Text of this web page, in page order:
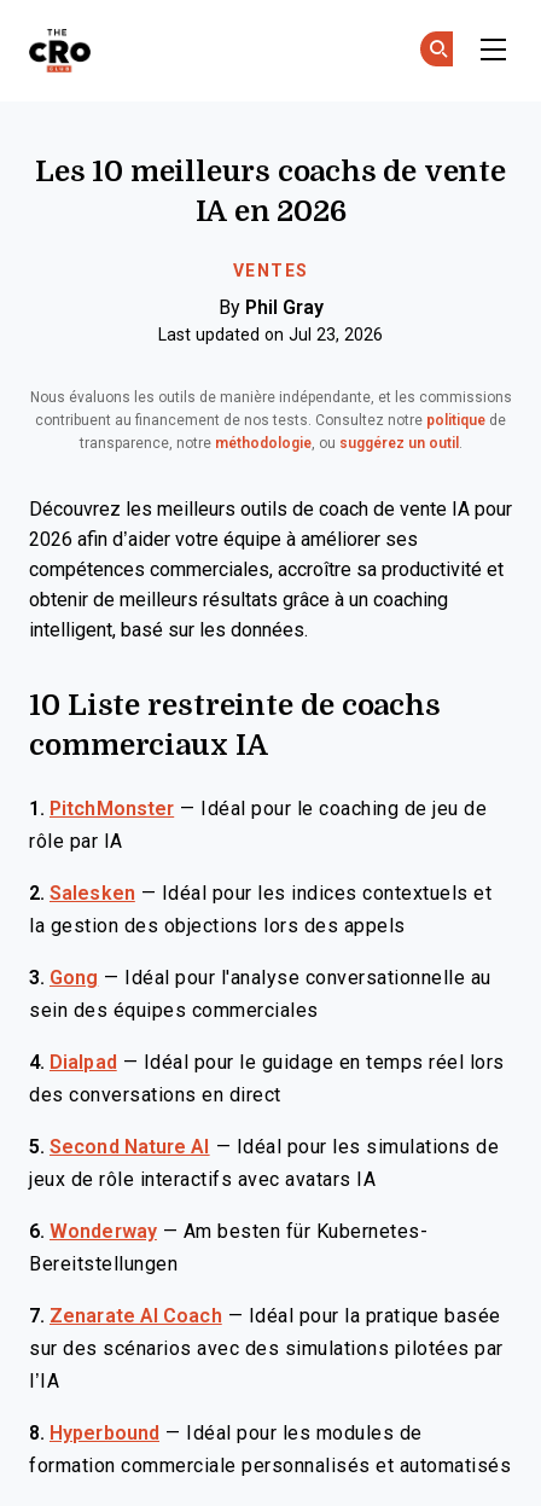
VENTES
Les 10 meilleurs coachs de vente
IA en 2026
By Phil Gray
Last updated on Jul 23, 2026
Nous évaluons les outils de manière indépendante, et les commissions
contribuent au financement de nos tests. Consultez notre politique de
transparence, notre méthodologie, ou suggérez un outil .
Découvrez les meilleurs outils de coach de vente IA pour
2026 afin d’aider votre équipe à améliorer ses
compétences commerciales, accroître sa productivité et
obtenir de meilleurs résultats grâce à un coaching
intelligent, basé sur les données.
10 Liste restreinte de coachs
commerciaux IA
1. PitchMonster —
Idéal pour le coaching de jeu de
rôle par IA
2. Salesken —
Idéal pour les indices contextuels et
la gestion des objections lors des appels
3. Gong —
Idéal pour l'analyse conversationnelle au
sein des équipes commerciales
4. Dialpad —
Idéal pour le guidage en temps réel lors
des conversations en direct
5. Second Nature AI —
Idéal pour les simulations de
jeux de rôle interactifs avec avatars IA
6. Wonderway — Am besten für Kubernetes-
Bereitstellungen
7. Zenarate AI Coach —
Idéal pour la pratique basée
sur des scénarios avec des simulations pilotées par
l’IA
8. Hyperbound —
Idéal pour les modules de
formation commerciale personnalisés et automatisés